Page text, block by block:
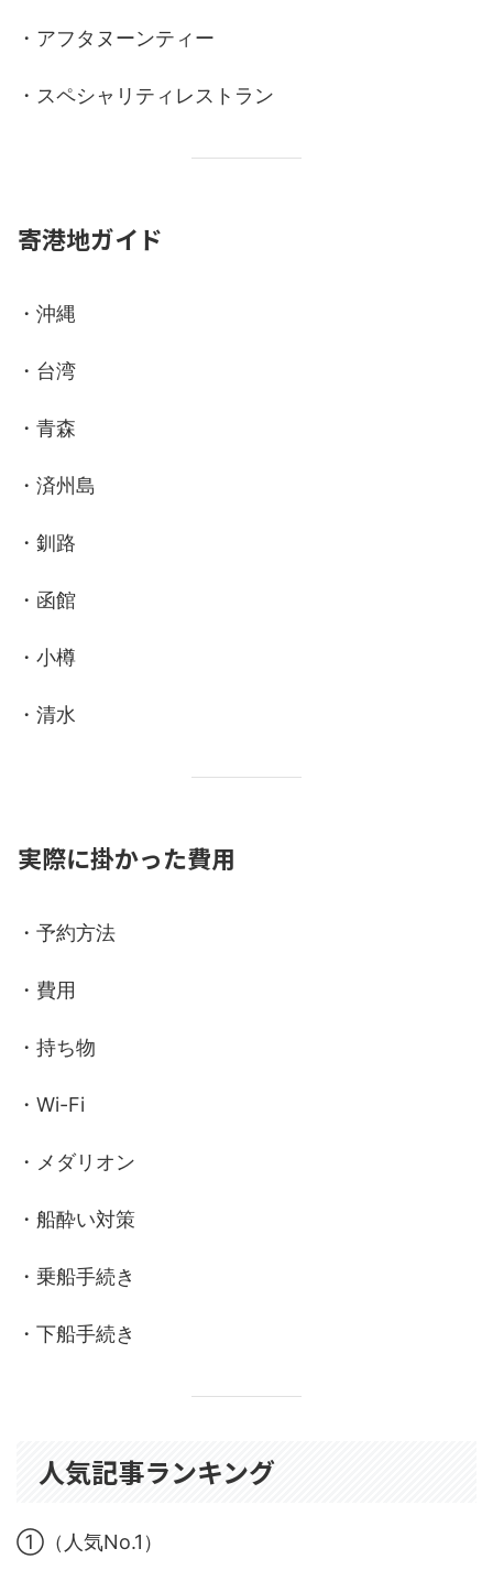
・アフタヌーンティー
・スペシャリティレストラン
寄港地ガイド
・沖縄
・台湾
・青森
・済州島
・釧路
・函館
・小樽
・清水
実際に掛かった費用
・予約方法
・費用
・持ち物
・Wi-Fi
・メダリオン
・船酔い対策
・乗船手続き
・下船手続き
人気記事ランキング
①（人気No.1）